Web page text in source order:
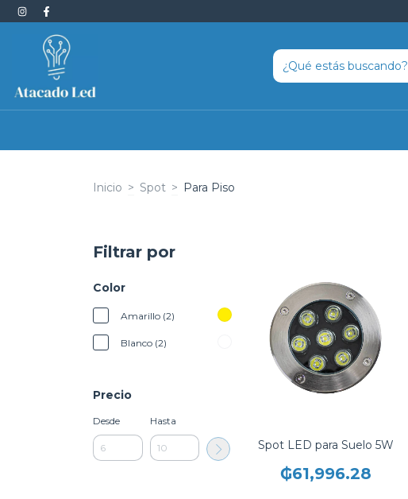
Inicio > Spot > Para Piso
Filtrar por
Color
Amarillo (2)
Blanco (2)
Precio
Desde Hasta
Spot LED para Suelo 5W
₲61,996.28